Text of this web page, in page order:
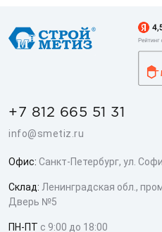
+7 812 665 51 31
info@smetiz.ru
Офис: Санкт-Петербург, ул.
Склад: Ленинградская обл.,
Дверь №5
ПН-ПТ с 9:00 до 18:00